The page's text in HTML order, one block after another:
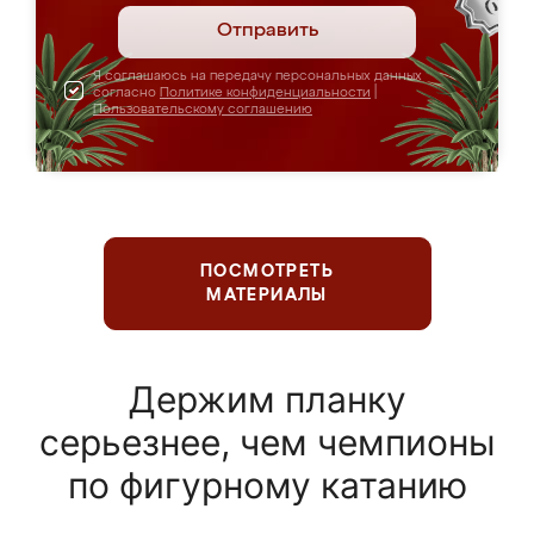
Отправить
Я соглашаюсь на передачу персональных данных
согласно Политике конфиденциальности
Пользовательскому соглашению
ПОСМОТРЕТЬ
МАТЕРИАЛЫ
Держим планку
серьезнее, чем чемпионы
по фигурному катанию